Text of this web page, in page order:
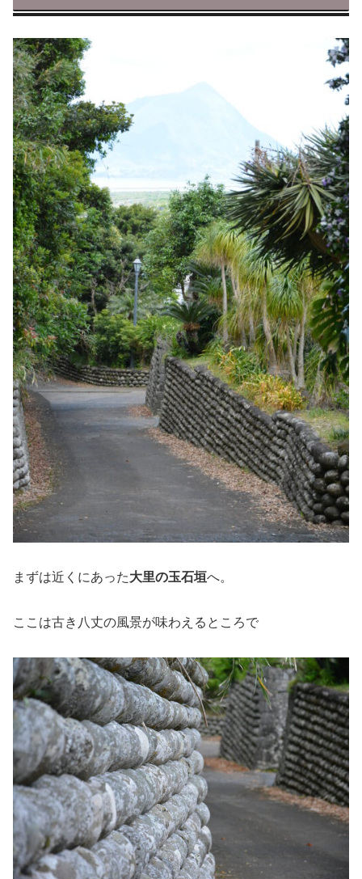
まずは近くにあった大里の玉石垣へ。
ここは古き八丈の風景が味わえるところで